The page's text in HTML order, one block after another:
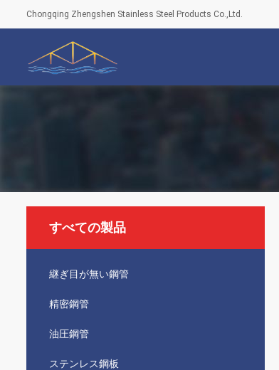
Chongqing Zhengshen Stainless Steel Products Co.,Ltd.
すべての製品
継ぎ目が無い鋼管
精密鋼管
油圧鋼管
ステンレス鋼板